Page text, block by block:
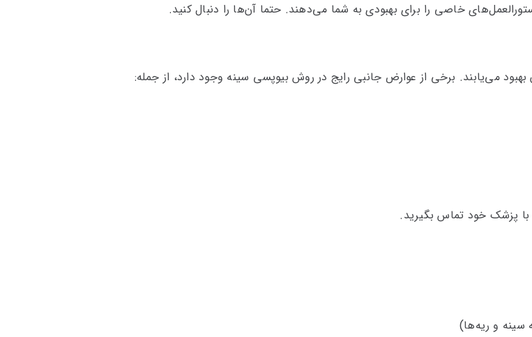
خاصی را برای بهبودی به شما می‌دهند. حتما آن‌ها را دنبال کنید.
می‌یابند. برخی از عوارض جانبی رایج در روش بیوپسی سینه وجود دارد، از جمله:
با پزشک خود تماس بگیرید.
سینه و ریه‌ها)